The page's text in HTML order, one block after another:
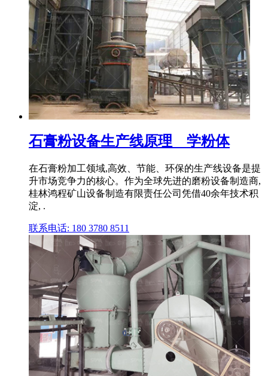
石膏粉设备生产线原理 _ 学粉体
在石膏粉加工领域,高效、节能、环保的生产线设备是提
升市场竞争力的核心。作为全球先进的磨粉设备制造商,
桂林鸿程矿山设备制造有限责任公司凭借40余年技术积
淀, .
联系电话: 180 3780 8511